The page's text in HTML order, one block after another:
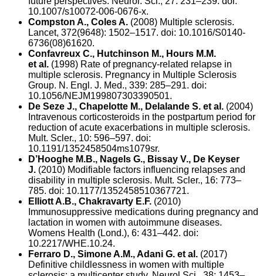
10.1007/s10072-006-0676-x.
Compston A., Coles A. (2008) Multiple sclerosis.
Lancet, 372(9648): 1502–1517. doi: 10.1016/S0140-
6736(08)61620.
Confavreux C., Hutchinson M., Hours M.M.
et al. (1998) Rate of pregnancy-related relapse in
multiple sclerosis. Pregnancy in Multiple Sclerosis
Group. N. Engl. J. Med., 339: 285–291. doi:
10.1056/NEJM199807303390501.
De Seze J., Chapelotte M., Delalande S. et al. (2004)
Intravenous corticosteroids in the postpartum period for
reduction of acute exacerbations in multiple sclerosis.
Mult. Scler., 10: 596–597. doi:
10.1191/1352458504ms1079sr.
D’Hooghe M.B., Nagels G., Bissay V., De Keyser
J. (2010) Modifiable factors influencing relapses and
disability in multiple sclerosis. Mult. Scler., 16: 773–
785. doi: 10.1177/1352458510367721.
Elliott A.B., Chakravarty E.F. (2010)
Immunosuppressive medications during pregnancy and
lactation in women with autoimmune diseases.
Womens Health (Lond.), 6: 431–442. doi:
10.2217/WHE.10.24.
Ferraro D., Simone A.M., Adani G. et al. (2017)
Definitive childlessness in women with multiple